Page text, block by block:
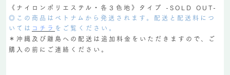
《ナイロンポリエステル・各３色地》タイプ -SOLD OUT-
◎この商品はベトナムから発送されます。配送と配送料につ
いては コチラ をご覧ください。
＊沖縄及び離島への配送は追加料金をいただきますので、ご
購入の前にご連絡ください。